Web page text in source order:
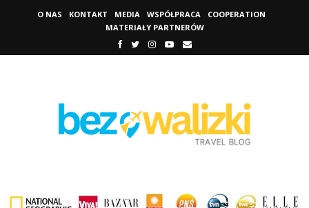
O NAS KONTAKT MEDIA WSPÓŁPRACA
COOPERATION
MATERIAŁY PARTNERÓW